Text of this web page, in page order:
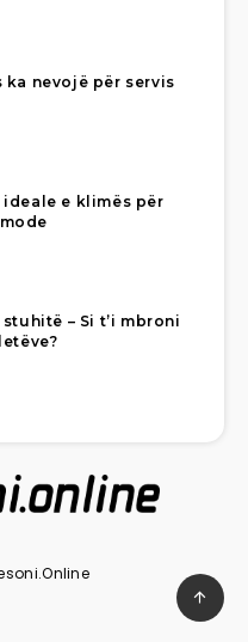
ka nevojë për servis
ideale e klimës për
– Si t’i mbroni